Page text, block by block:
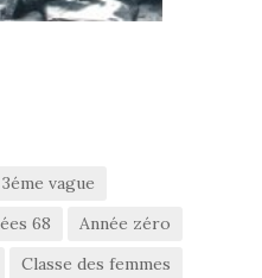
3éme vague
68
Année zéro
Classe des femmes